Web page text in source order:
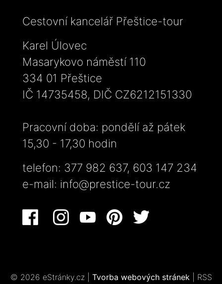
Cestovní kancelář Přeštice-tour
Karel Úlovec
Masarykovo náměstí 110
334 01 Přeštice
IČ 14735458, DIČ CZ6212151330
Pracovní doba: pondělí až pátek
15,30 - 17,30 hodin
telefon: 377 982 637, 603 147 234
e-mail: info@prestice-tour.cz
© 2026 eStránky.cz Tvorba webových stránek RSS